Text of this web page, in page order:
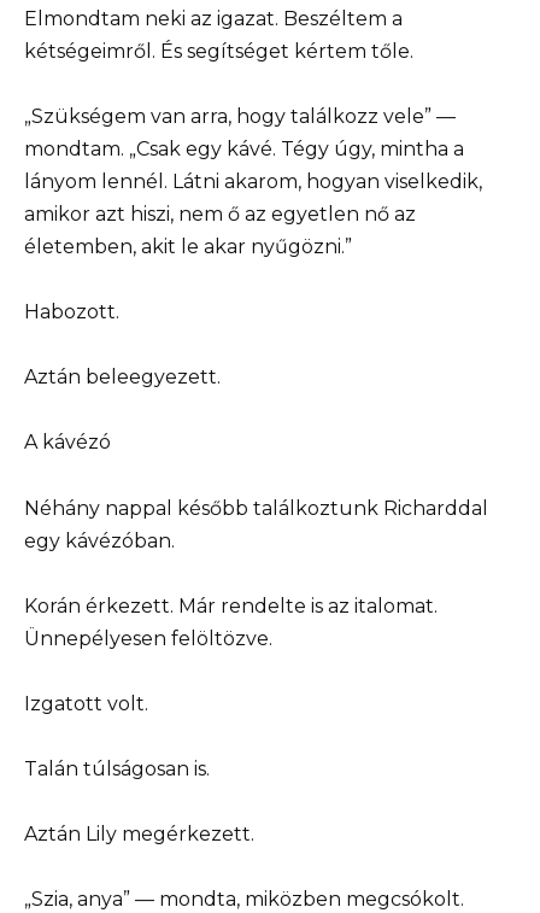
Elmondtam neki az igazat. Beszéltem a
kétségeimről. És segítséget kértem tőle.
„Szükségem van arra, hogy találkozz vele” —
mondtam. „Csak egy kávé. Tégy úgy, mintha a
lányom lennél. Látni akarom, hogyan viselkedik,
amikor azt hiszi, nem ő az egyetlen nő az
életemben, akit le akar nyűgözni.”
Habozott.
Aztán beleegyezett.
A kávézó
Néhány nappal később találkoztunk Richarddal
egy kávézóban.
Korán érkezett. Már rendelte is az italomat.
Ünnepélyesen felöltözve.
Izgatott volt.
Talán túlságosan is.
Aztán Lily megérkezett.
„Szia, anya” — mondta, miközben megcsókolt.